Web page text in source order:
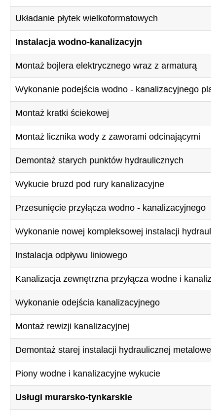
Układanie płytek wielkoformatowych
Instalacja wodno-kanalizacyjn
Montaż bojlera elektrycznego wraz z armaturą
Wykonanie podejścia wodno - kanalizacyjnego
Montaż kratki ściekowej
Montaż licznika wody z zaworami odcinającymi
Demontaż starych punktów hydraulicznych
Wykucie bruzd pod rury kanalizacyjne
Przesunięcie przyłącza wodno - kanalizacyjnego
Wykonanie nowej kompleksowej instalacji
Instalacja odpływu liniowego
Kanalizacja zewnętrzna przyłącza wodne i
Wykonanie odejścia kanalizacyjnego
Montaż rewizji kanalizacyjnej
Demontaż starej instalacji hydraulicznej metalowej
Piony wodne i kanalizacyjne wykucie
Usługi murarsko-tynkarskie